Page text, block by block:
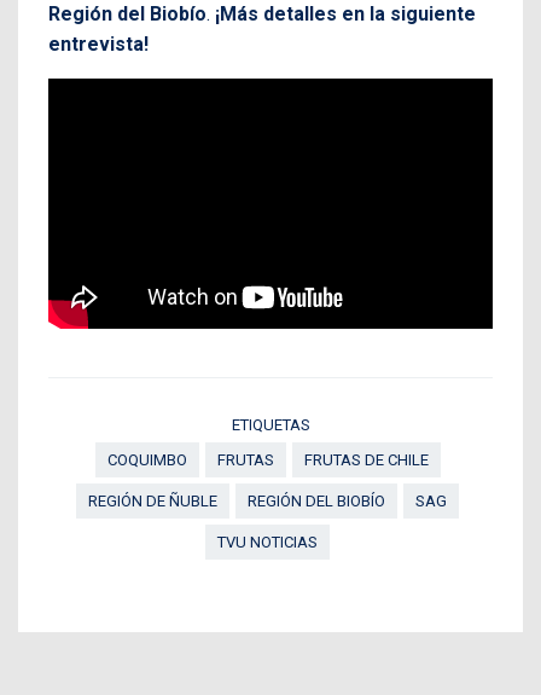
Región del Biobío. ¡Más detalles en la siguiente
entrevista!
ETIQUETAS
COQUIMBO
FRUTAS FRUTAS DE CHILE
REGIÓN DE ÑUBLE REGIÓN DEL BIOBÍO SAG
TVU NOTICIAS